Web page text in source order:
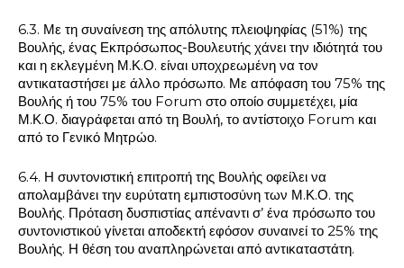
6.3. Με τη συναίνεση της απόλυτης πλειοψηφίας (51%) της
Βουλής, ένας Εκπρόσωπος-Βουλευτής χάνει την ιδιότητά του
και η εκλεγμένη Μ.Κ.Ο. είναι υποχρεωμένη να τον
αντικαταστήσει με άλλο πρόσωπο. Με απόφαση του 75% της
Βουλής ή του 75% του Forum στο οποίο συμμετέχει, μία
Μ.Κ.Ο. διαγράφεται από τη Βουλή, το αντίστοιχο Forum και
από το Γενικό Μητρώο.
6.4. Η συντονιστική επιτροπή της Βουλής οφείλει να
απολαμβάνει την ευρύτατη εμπιστοσύνη των Μ.Κ.Ο. της
Βουλής. Πρόταση δυσπιστίας απέναντι σ’ ένα πρόσωπο του
συντονιστικού γίνεται αποδεκτή εφόσον συναινεί το 25% της
Βουλής. Η θέση του αναπληρώνεται από αντικαταστάτη.